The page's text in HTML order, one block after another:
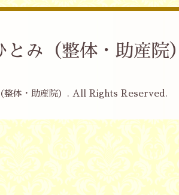
み（整体・助産院）
体・助産院） . All Rights Reserved.